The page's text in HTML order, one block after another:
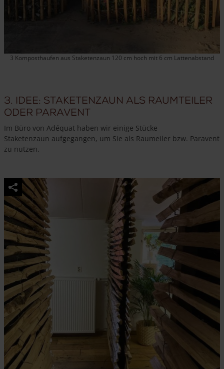
3 Komposthaufen aus Staketenzaun 120 cm hoch mit 6 cm Lattenabstand
3. Idee: Staketenzaun als Raumteiler
oder Paravent
Im Büro von Adéquat haben wir einige Stücke
Staketenzaun aufgegangen, um Sie als Raumeiler bzw. Paravent
zu nutzen.